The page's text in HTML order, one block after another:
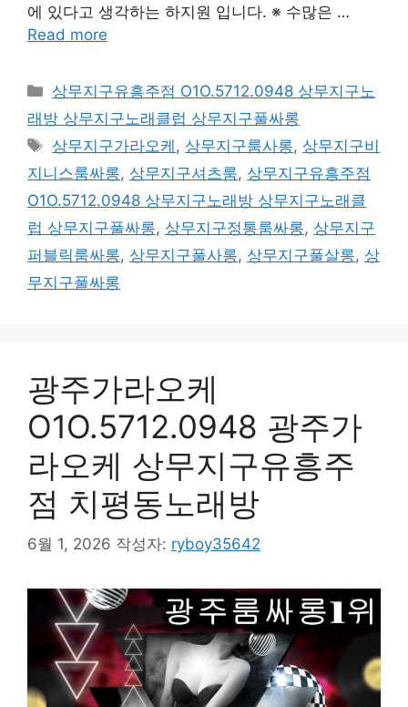
에 있다고 생각하는 하지원 입니다. ※ 수많은 …
Read more
카
테
리
상무지구유흥주점 O1O.5712.0948 상무지구노
래방 상무지구노래클럽 상무지구풀싸롱
태
그
상무지구가라오케 , 상무지구룸사롱, 상무지구비
지니스룸싸롱, 상무지구셔츠룸, 상무지구유흥주점
O1O.5712.0948 상무지구노래방 상무지구노래클
럽 상무지구풀싸롱, 상무지구정통룸싸롱, 상무지구
퍼블릭룸싸롱, 상무지구풀사롱, 상무지구풀살롱, 상
무지구풀싸롱
광주가라오케
O1O.5712.0948 광주가
라오케 상무지구유흥주
점 치평동노래방
6월 1, 2026 작성자: ryboy35642